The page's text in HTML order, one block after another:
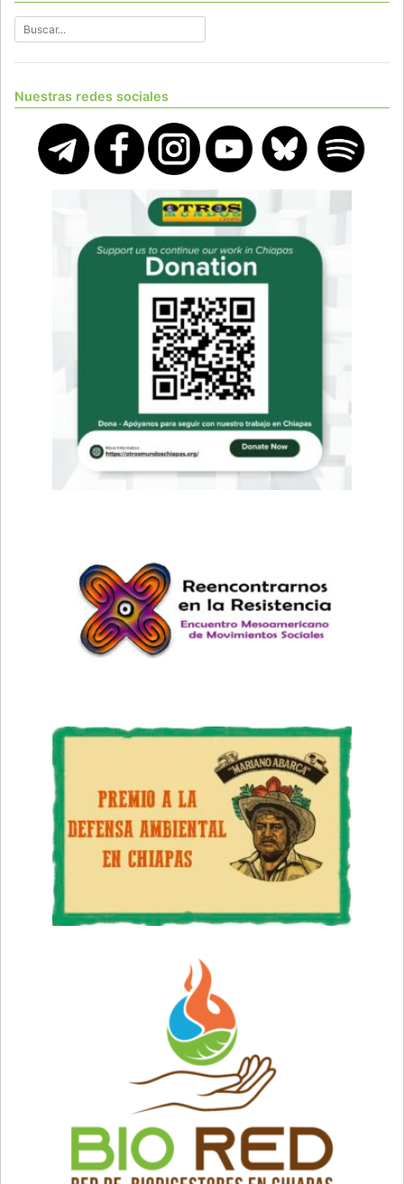
Nuestras redes sociales